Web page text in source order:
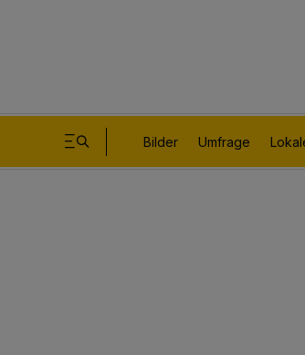
Bilder Umfrage